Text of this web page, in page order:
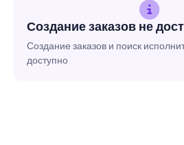
Создание заказов не
Создание заказов и поиск
доступно